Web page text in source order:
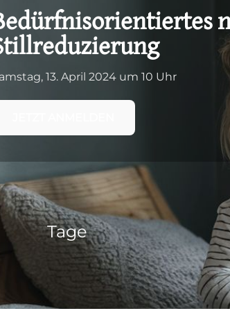
13. April 2024 um 10 Uhr
Tage